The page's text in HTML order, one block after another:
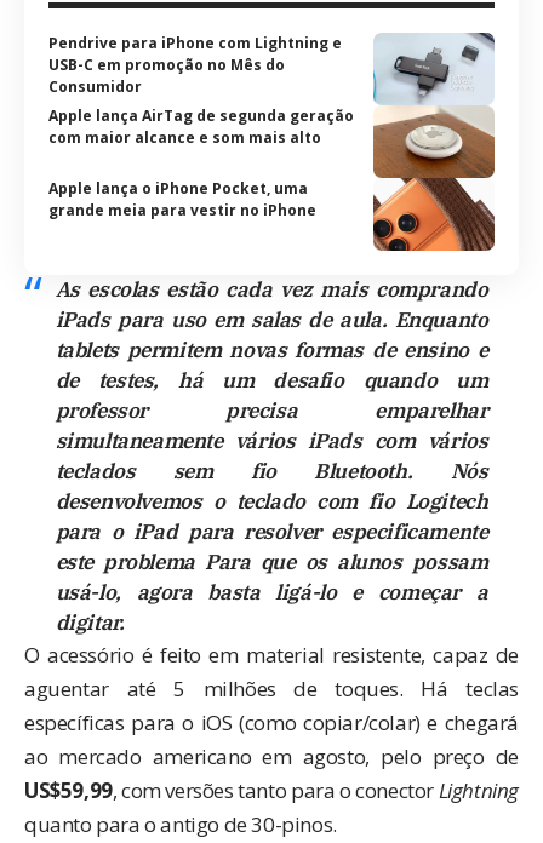
Pendrive para iPhone com Lightning e
USB-C em promoção no Mês do
Consumidor
Apple lança AirTag de segunda geração
com maior alcance e som mais alto
Apple lança o iPhone Pocket, uma
grande meia para vestir no iPhone
As escolas estão cada vez mais comprando
iPads para uso em salas de aula. Enquanto
tablets permitem novas formas de ensino e
de testes, há um desafio quando um
professor precisa emparelhar
simultaneamente vários iPads com vários
teclados sem fio Bluetooth. Nós
desenvolvemos o teclado com fio Logitech
para o iPad para resolver especificamente
este problema Para que os alunos possam
usá-lo, agora basta ligá-lo e começar a
digitar.
O acessório é feito em material resistente, capaz de
aguentar até 5 milhões de toques. Há teclas
específicas para o iOS (como copiar/colar) e chegará
ao mercado americano em agosto, pelo preço de
US$59,99, com versões tanto para o conectorLightning
quanto para o antigo de 30-pinos.